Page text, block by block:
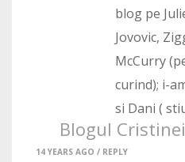
blog pe
Jovovic,
McCurry
curind); i-
si Dani (
Blogul
14 YEARS AGO / REPLY